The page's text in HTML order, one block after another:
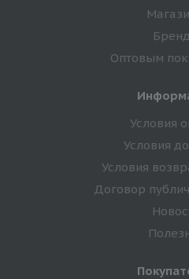
Оптовым
Условия
Условия
Условия
Договор